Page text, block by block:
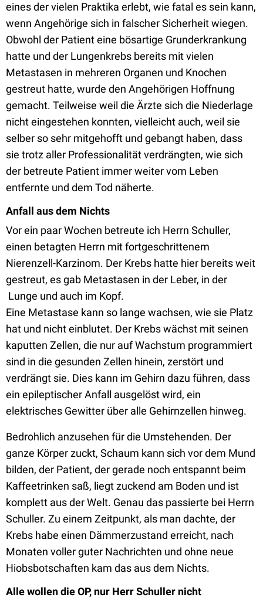
eines der vielen Praktika erlebt, wie fatal es sein kann,
wenn Angehörige sich in falscher Sicherheit wiegen.
Obwohl der Patient eine bösartige Grunderkrankung
hatte und der Lungenkrebs bereits mit vielen
Metastasen in mehreren Organen und Knochen
gestreut hatte, wurde den Angehörigen Hoffnung
gemacht. Teilweise weil die Ärzte sich die Niederlage
nicht eingestehen konnten, vielleicht auch, weil sie
selber so sehr mitgehofft und gebangt haben, dass
sie trotz aller Professionalität verdrängten, wie sich
der betreute Patient immer weiter vom Leben
entfernte und dem Tod näherte.
Anfall aus dem Nichts
Vor ein paar Wochen betreute ich Herrn Schuller,
einen betagten Herrn mit fortgeschrittenem
Nierenzell-Karzinom. Der Krebs hatte hier bereits weit
gestreut, es gab Metastasen in der Leber, in der
Lunge und auch im Kopf.
Eine Metastase kann so lange wachsen, wie sie Platz
hat und nicht einblutet. Der Krebs wächst mit seinen
kaputten Zellen, die nur auf Wachstum programmiert
sind in die gesunden Zellen hinein, zerstört und
verdrängt sie. Dies kann im Gehirn dazu führen, dass
ein epileptischer Anfall ausgelöst wird, ein
elektrisches Gewitter über alle Gehirnzellen hinweg.
Bedrohlich anzusehen für die Umstehenden. Der
ganze Körper zuckt, Schaum kann sich vor dem Mund
bilden, der Patient, der gerade noch entspannt beim
Kaffeetrinken saß, liegt zuckend am Boden und ist
komplett aus der Welt. Genau das passierte bei Herrn
Schuller. Zu einem Zeitpunkt, als man dachte, der
Krebs habe einen Dämmerzustand erreicht, nach
Monaten voller guter Nachrichten und ohne neue
Hiobsbotschaften kam das aus dem Nichts.
Alle wollen die OP, nur Herr Schuller nicht